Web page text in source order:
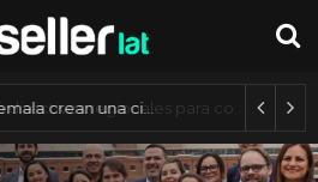
Axis Communications y Guatemala crean una ciudad inteligente